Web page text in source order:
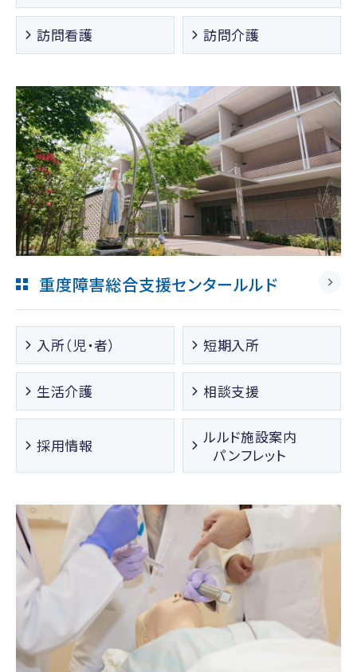
訪問看護 訪問介護
重度障害総合支援センタールルド
入所（児・者） 短期入所
生活介護 相談支援
採用情報
ルルド施設案内
パンフレット